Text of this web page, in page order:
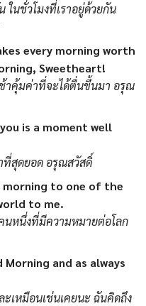
นชั่วโมงที่เราอยู่ด้วยกัน
every morning worth
Sweetheart!
าคุ้มค่าที่จะได้ตื่นขึ้นมา อรุณ
is a moment well
ที่สุดยอด อรุณสวัสดิ์
to one of the
to me.
หนึ่งที่มีความหมายต่อโลก
and as always
เหมือนเช่นเคยนะ ฉันคิดถึง